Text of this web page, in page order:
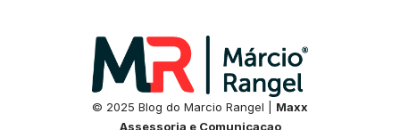
© 2025 Blog do Marcio Rangel | Maxx
Assessoria e Comunicacao